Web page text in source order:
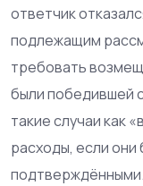
ответчик
подлежащим
требовать
были победившей
такие случаи как
расходы, если
подтверждёнными.